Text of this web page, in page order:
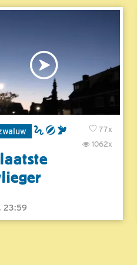
77x
1062x
23:59